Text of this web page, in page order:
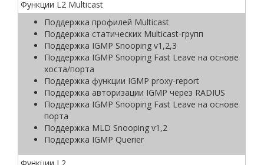
Функции L2 Multicast
Поддержка профилей Multicast
Поддержка статических Multicast-групп
Поддержка IGMP Snooping v1,2,3
Поддержка IGMP Snooping Fast Leave на основе
хоста/порта
Поддержка функции IGMP proxy-report
Поддержка авторизации IGMP через RADIUS
Поддержка IGMP Snooping Fast Leave на основе
порта
Поддержка MLD Snooping v1,2
Поддержка IGMP Querier